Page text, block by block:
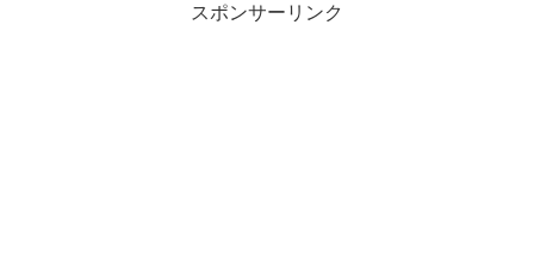
スポンサーリンク